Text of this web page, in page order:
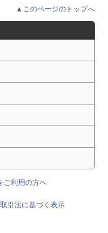
▲このページのトップへ
ご利用の方へ
取引法に基づく表示